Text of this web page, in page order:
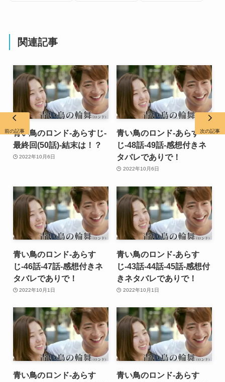
関連記事
青い鳥のロンド-あらすじ-
最終回(50話)-結末は！？
2022年10月6日
青い鳥のロンド-あらす
じ-48話-49話-感想付きネ
タバレでありで！
2022年10月6日
青い鳥のロンド-あらす
じ-46話-47話-感想付きネ
タバレでありで！
2022年10月1日
青い鳥のロンド-あらす
じ-43話-44話-45話-感想付
きネタバレでありで！
2022年10月1日
青い鳥のロンド-あらす
青い鳥のロンド-あらす
前の記事 次の記事